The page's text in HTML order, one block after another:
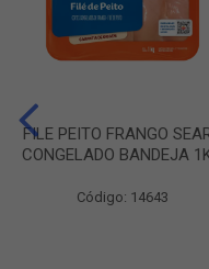
FILE PEITO FRANGO
CONGELADO BANDEJA
Código: 14643